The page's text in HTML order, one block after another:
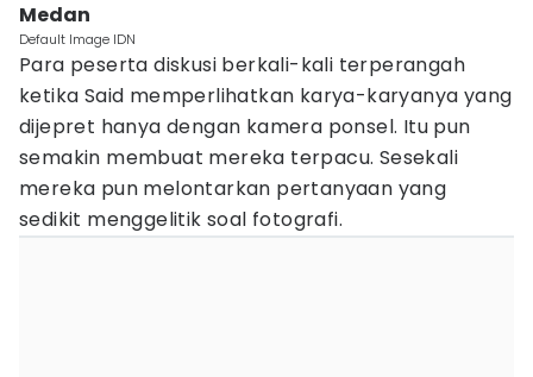
Medan
Default Image IDN
Para peserta diskusi berkali-kali terperangah
ketika Said memperlihatkan karya-karyanya yang
dijepret hanya dengan kamera ponsel. Itu pun
semakin membuat mereka terpacu. Sesekali
mereka pun melontarkan pertanyaan yang
sedikit menggelitik soal fotografi.